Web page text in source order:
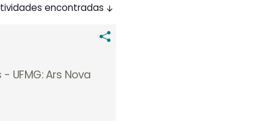
encontradas
UFMG: Ars Nova